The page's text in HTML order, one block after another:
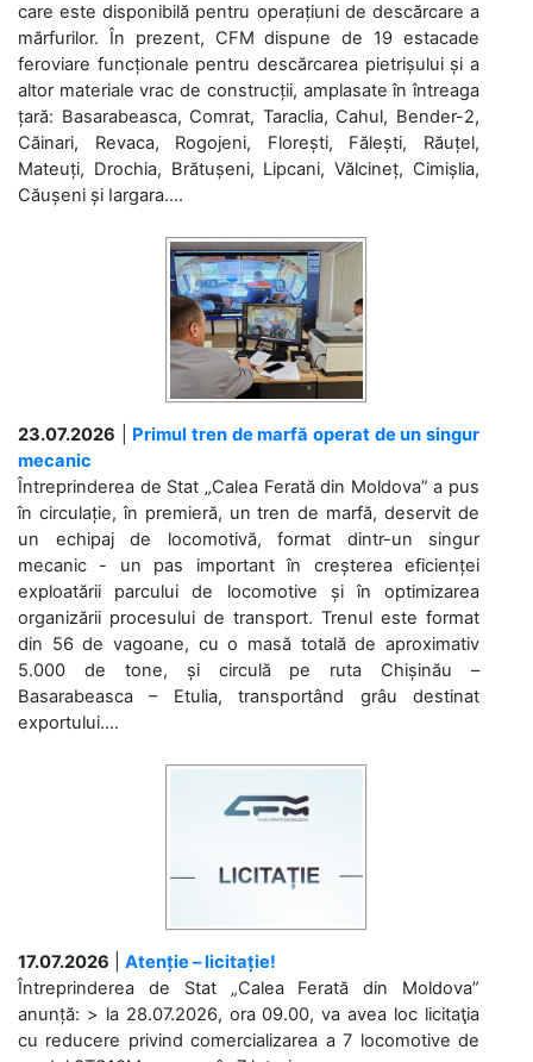
care este disponibilă pentru operațiuni de descărcare a
mărfurilor. În prezent, CFM dispune de 19 estacade
feroviare funcționale pentru descărcarea pietrișului și a
altor materiale vrac de construcții, amplasate în întreaga
țară: Basarabeasca, Comrat, Taraclia, Cahul, Bender-2,
Căinari, Revaca, Rogojeni, Florești, Fălești, Răuțel,
Mateuți, Drochia, Brătușeni, Lipcani, Vălcineț, Cimișlia,
Căușeni și Iargara....
23.07.2026
Primul tren de marfă operat de un singur
mecanic
Întreprinderea de Stat „Calea Ferată din Moldova” a pus
în circulație, în premieră, un tren de marfă, deservit de
un echipaj de locomotivă, format dintr-un singur
mecanic - un pas important în creșterea eficienței
exploatării parcului de locomotive și în optimizarea
organizării procesului de transport. Trenul este format
din 56 de vagoane, cu o masă totală de aproximativ
5.000 de tone, și circulă pe ruta Chișinău –
Basarabeasca – Etulia, transportând grâu destinat
exportului....
17.07.2026
Atenție – licitație!
Întreprinderea de Stat „Calea Ferată din Moldova”
anunță: > la 28.07.2026, ora 09.00, va avea loc licitaţia
cu reducere privind comercializarea a 7 locomotive de